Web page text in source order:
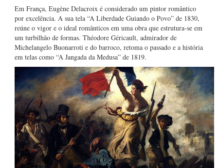
Em França, Eugène Delacroix é considerado um pintor romântico
por excelência. A sua tela “A Liberdade Guiando o Povo” de 1830,
reúne o vigor e o ideal românticos em uma obra que estrutura-se em
um turbilhão de formas. Théodore Géricault, admirador de
Michelangelo Buonarroti e do barroco, retoma o passado e a história
em telas como “A Jangada da Medusa” de 1819.